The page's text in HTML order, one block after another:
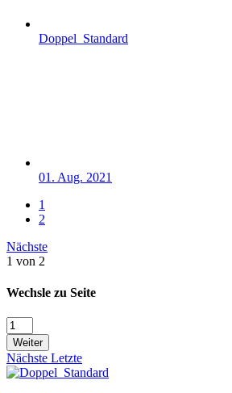
Doppel_Standard
01. Aug. 2021
1
2
Nächste
1 von 2
Wechsle zu Seite
Weiter
Nächste Letzte